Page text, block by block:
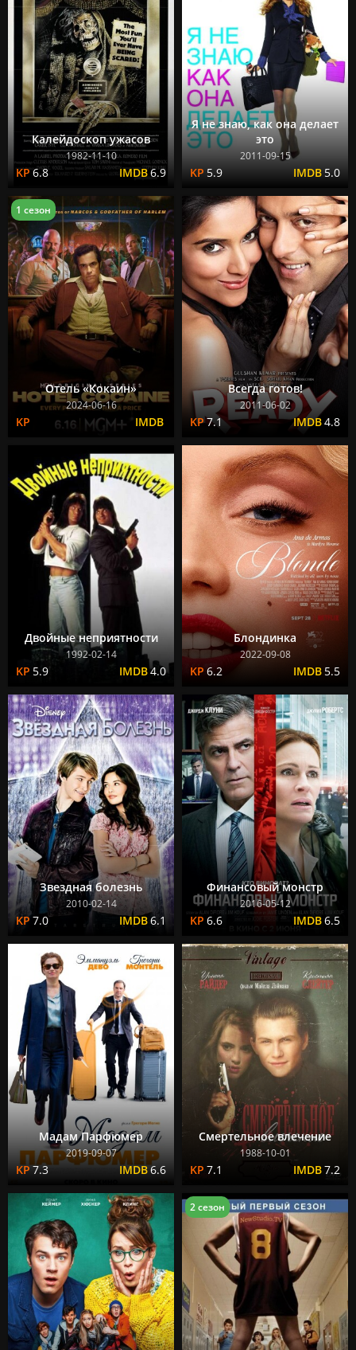
Калейдоскоп ужасов
1982-11-10
6.8 6.9
Я не знаю, как она делает
это
2011-09-15
5.9 5.0
Отель «Кокаин»
2024-06-16
1 сезон
Всегда готов!
2011-06-02
7.1 4.8
Двойные неприятности
1992-02-14
5.9 4.0
Блондинка
2022-09-08
6.2 5.5
Звездная болезнь
2010-02-14
7.0 6.1
Финансовый монстр
2016-05-12
6.6 6.5
Мадам Парфюмер
2019-09-07
7.3 6.6
Смертельное влечение
1988-10-01
7.1 7.2
2 сезон